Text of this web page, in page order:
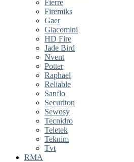
Fierre
Firemiks
Gaer
Giacomini
HD Fire
Jade Bird
Nvent
Potter
Raphael
Reliable
Sanflo
Securiton
Sewosy
Tecnidro
Teletek
Teknim
Tvt
RMA